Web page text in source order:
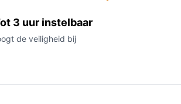
3 uur instelbaar
de veiligheid bij